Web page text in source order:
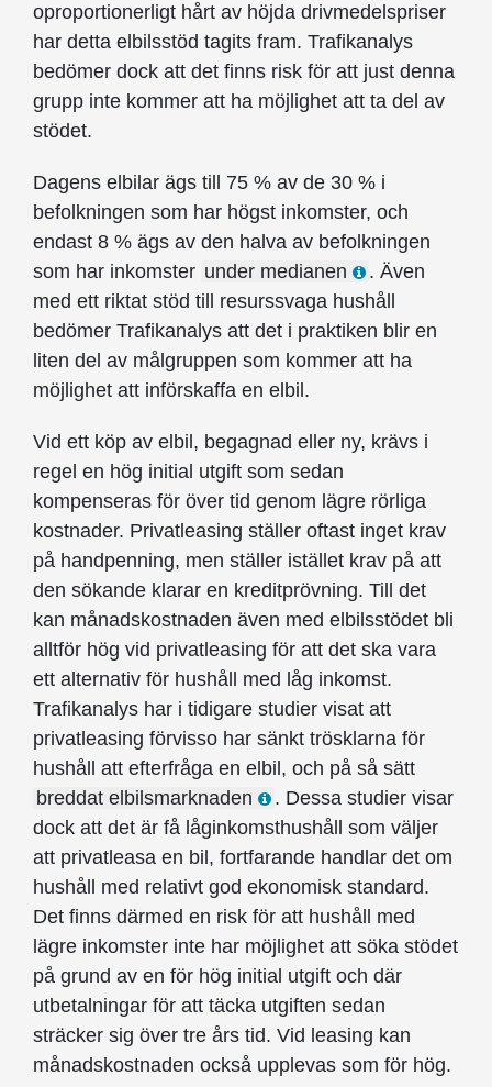
oproportionerligt hårt av höjda drivmedelspriser
har detta elbilsstöd tagits fram. Trafikanalys
bedömer dock att det finns risk för att just denna
grupp inte kommer att ha möjlighet att ta del av
stödet.
Dagens elbilar ägs till 75 % av de 30 % i
befolkningen som har högst inkomster, och
endast 8 % ägs av den halva av befolkningen
som har inkomster under medianen
. Även
med ett riktat stöd till resurssvaga hushåll
bedömer Trafikanalys att det i praktiken blir en
liten del av målgruppen som kommer att ha
möjlighet att införskaffa en elbil.
Vid ett köp av elbil, begagnad eller ny, krävs i
regel en hög initial utgift som sedan
kompenseras för över tid genom lägre rörliga
kostnader. Privatleasing ställer oftast inget krav
på handpenning, men ställer istället krav på att
den sökande klarar en kreditprövning. Till det
kan månadskostnaden även med elbilsstödet bli
alltför hög vid privatleasing för att det ska vara
ett alternativ för hushåll med låg inkomst.
Trafikanalys har i tidigare studier visat att
privatleasing förvisso har sänkt trösklarna för
hushåll att efterfråga en elbil, och på så sätt
breddat elbilsmarknaden
. Dessa studier visar
dock att det är få låginkomsthushåll som väljer
att privatleasa en bil, fortfarande handlar det om
hushåll med relativt god ekonomisk standard.
Det finns därmed en risk för att hushåll med
lägre inkomster inte har möjlighet att söka stödet
på grund av en för hög initial utgift och där
utbetalningar för att täcka utgiften sedan
sträcker sig över tre års tid. Vid leasing kan
månadskostnaden också upplevas som för hög.